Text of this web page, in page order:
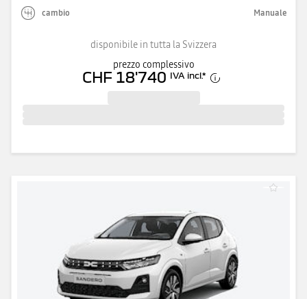
cambio Manuale
disponibile in tutta la Svizzera
prezzo complessivo
CHF 18'740 IVA incl.*